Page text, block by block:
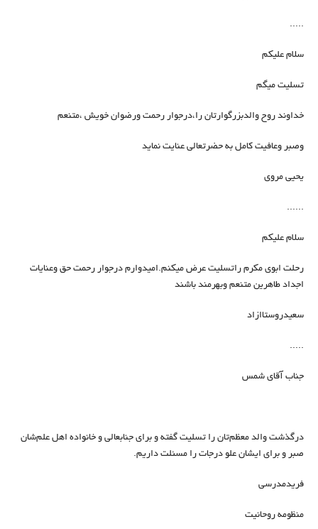
.....
سلام عليكم
تسليت ميگم
خداوند روح والدبزرگوارتان را،درجوار رحمت ورضوان خويش ،متنعم
وصبر وعافيت كامل به حضرتعالي عنايت نمايد
یحیی مروی
......
سلام علیکم
رحلت ابوی مکرم راتسلیت عرض میکنم.امیدوارم درجوار رحمت حق وعنایات
اجداد طاهرین متنعم وبهرمند باشند
سعیدروستاازاد
.....
جناب آقای شمس
درگذشت والد معظم‌تان را تسلیت گفته و برای جنابعالی و خانواده اهل علم‌شان
صبر و برای ایشان علو درجات را مسئلت داریم.
فریدمدرسی
منظومه روحانیت